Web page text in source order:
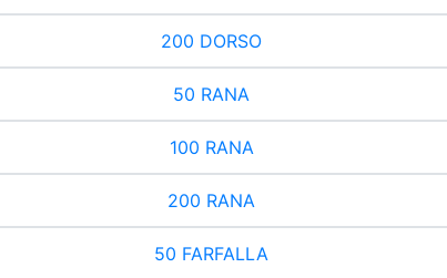
200 DORSO
50 RANA
100 RANA
200 RANA
50 FARFALLA